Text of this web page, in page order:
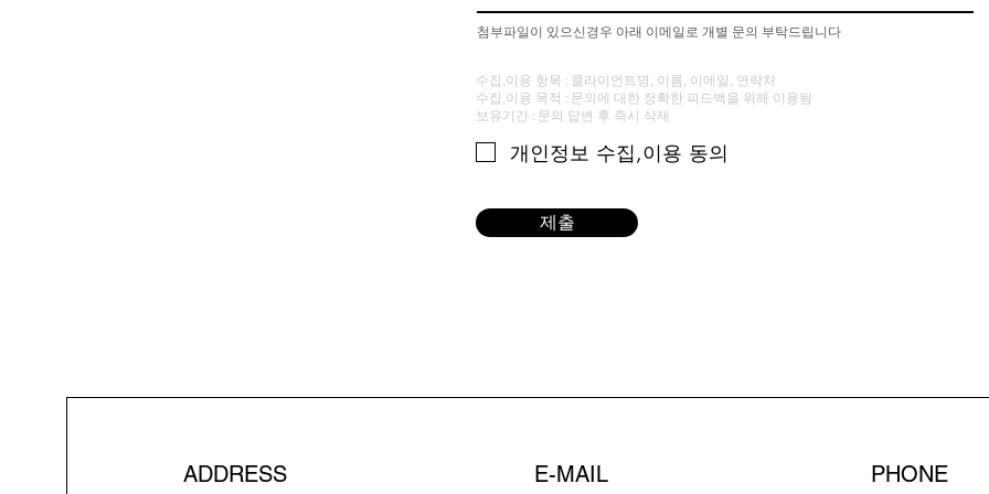
​첨부파일이 있으신경우 아래 이메일로 개별 문의 부탁드립니다
수집,이용 항목 : 클라이언트명, 이름, 이메일, 연락처
수집,이용 목적 : 문의에 대한 정확한 피드백을 위해 이용됨
보유기간 : 문의 답변 후 즉시 삭제
개인정보 수집,이용 동의
제출
ADDRESS E-MAIL PHONE